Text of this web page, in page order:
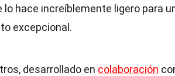
lo hace increíblemente ligero para
excepcional.
desarrollado en colaboración